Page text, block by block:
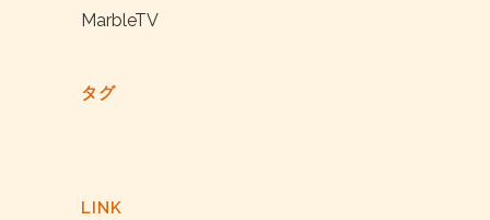
MarbleTV
タグ
LINK